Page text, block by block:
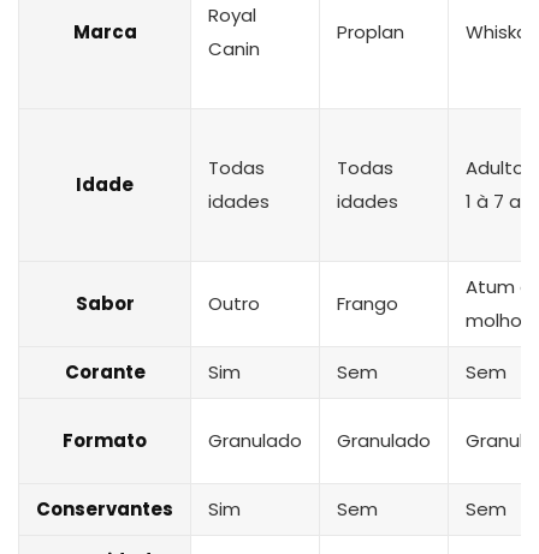
Marca
Royal
Canin
Proplan Whiskas
Idade
Todas
idades
Todas
idades
Adultos
1 à 7
Sabor Outro Frango
Atum
molho
Corante Sim Sem Sem
Formato Granulado Granulado
Conservantes Sim Sem Sem